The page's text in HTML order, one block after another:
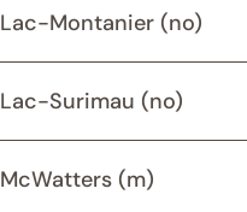
Lac-Montanier (no)
Lac-Surimau (no)
McWatters (m)